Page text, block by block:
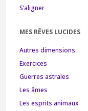
S’aligner
MES RÊVES LUCIDES
Autres dimensions
Exercices
Guerres astrales
Les âmes
Les esprits animaux